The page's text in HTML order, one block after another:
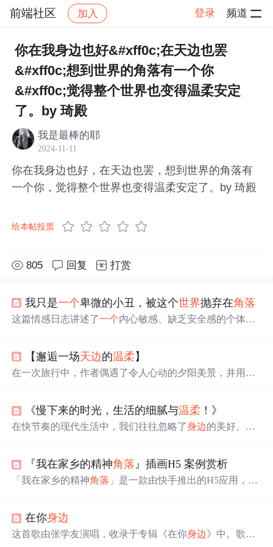
前端社区 加入 登录 频道
社区 前端社区 感慨 帖子详情
你在我身边也好&#xff0c;在天边也罢
&#xff0c;想到世界的角落有一个你
&#xff0c;觉得整个世界也变得温柔安定
了。by 琦殿
我是最棒的耶
2024-11-11
你在我身边也好，在天边也罢，想到世界的角落有
一个你，觉得整个世界也变得温柔安定了。by 琦殿
给本帖投票
805 回复 打赏
我只是一个卑微的小丑，被这个世界抛弃在角落
这篇情感日志讲述了一个内心敏感、缺乏安全感的个体如
【邂逅一场天边的温柔 】
在一次旅行中，作者偶遇了令人心动的夕阳美景，并用手
张照片，作者希望读者能在忙碌中发现身边的美好。
​​​​《慢下来的时光，生活的细腻与温柔 ！》
在快节奏的现代生活中，我们往往忽略了身边的美好。本
醒，简单的早餐时光，午后的阅读享受，还是傍晚的散步
与夜晚的心灵慰藉，每一刻都蕴藏着生活的诗意。
『我在家乡的精神角落』插画H5 案例赏析
「我在家乡的精神角落 」是一款由快手推出的H5应用，通
浸在一场关于内心
在你身边
这首歌由张学友演唱，收录于专辑《在你身边》中。歌词